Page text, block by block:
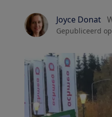
Joyce Donat
Gepubliceerd